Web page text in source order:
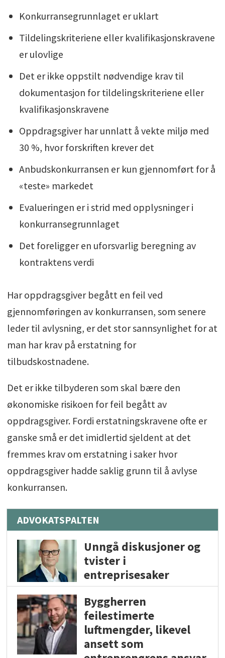
Konkurransegrunnlaget er uklart
Tildelingskriteriene eller kvalifikasjonskravene
er ulovlige
Det er ikke oppstilt nødvendige krav til
dokumentasjon for tildelingskriteriene eller
kvalifikasjonskravene
Oppdragsgiver har unnlatt å vekte miljø med
30 %, hvor forskriften krever det
Anbudskonkurransen er kun gjennomført for å
«teste» markedet
Evalueringen er i strid med opplysninger i
konkurransegrunnlaget
Det foreligger en uforsvarlig beregning av
kontraktens verdi
Har oppdragsgiver begått en feil ved
gjennomføringen av konkurransen, som senere
leder til avlysning, er det stor sannsynlighet for at
man har krav på erstatning for
tilbudskostnadene.
Det er ikke tilbyderen som skal bære den
økonomiske risikoen for feil begått av
oppdragsgiver. Fordi erstatningskravene ofte er
ganske små er det imidlertid sjeldent at det
fremmes krav om erstatning i saker hvor
oppdragsgiver hadde saklig grunn til å avlyse
konkurransen.
ADVOKATSPALTEN
Unngå diskusjoner og
tvister i
entreprisesaker
Byggherren
feilestimerte
luftmengder, likevel
ansett som